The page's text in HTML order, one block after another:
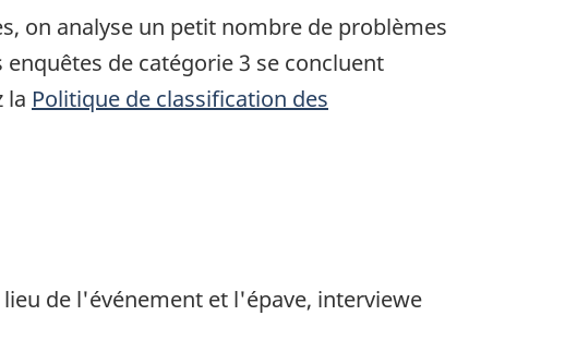
on analyse un petit nombre de problèmes
de catégorie 3 se concluent
la Politique de classification des
de l'événement et l'épave, interviewe